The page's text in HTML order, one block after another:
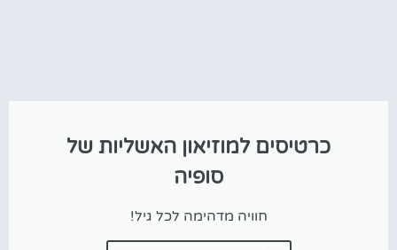
כרטיסים למוזיאון האשליות של
סופיה
חוויה מדהימה לכל גיל!